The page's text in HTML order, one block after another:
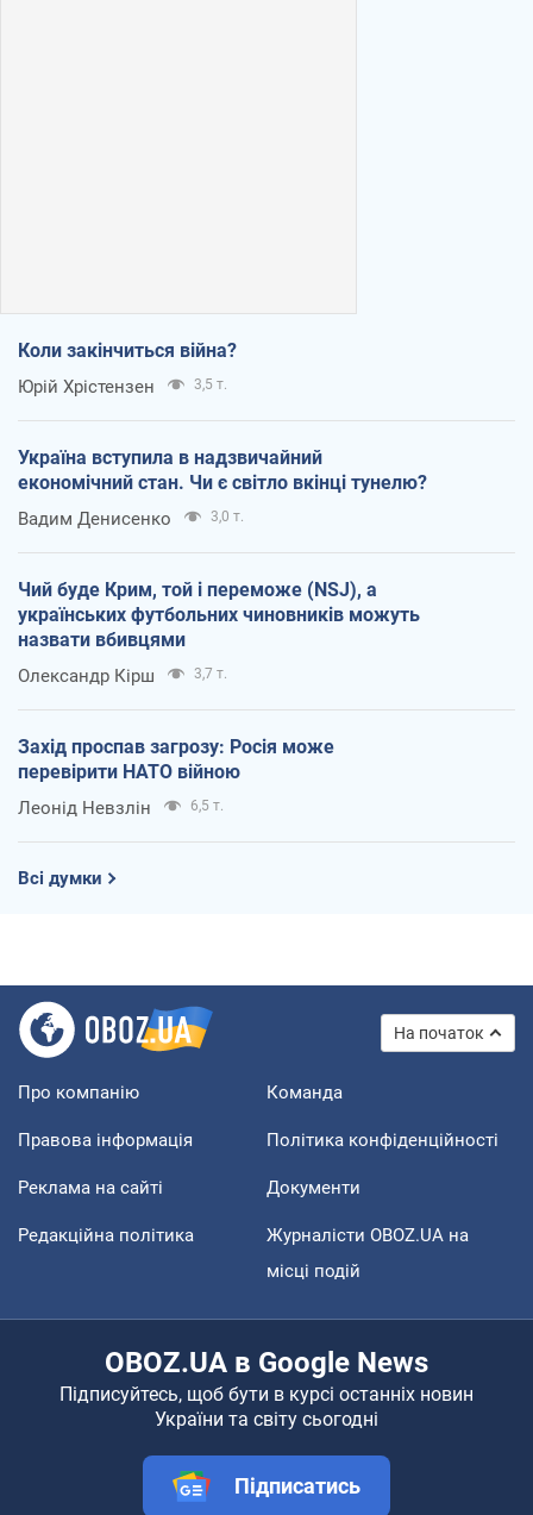
Коли закінчиться війна?
Юрій Хрістензен 3,5 т.
Україна вступила в надзвичайний
економічний стан. Чи є світло вкінці тунелю?
Вадим Денисенко 3,0 т.
Чий буде Крим, той і переможе (NSJ), а
українських футбольних чиновників можуть
назвати вбивцями
Олександр Кірш 3,7 т.
Захід проспав загрозу: Росія може
перевірити НАТО війною
Леонід Невзлін 6,5 т.
Всі думки
На початок
Про компанію Команда
Правова інформація Політика конфіденційності
Реклама на сайті Документи
Редакційна політика
Журналісти OBOZ.UA на
місці подій
OBOZ.UA в Google News
Підписуйтесь, щоб бути в курсі останніх новин
України та світу сьогодні
Підписатись